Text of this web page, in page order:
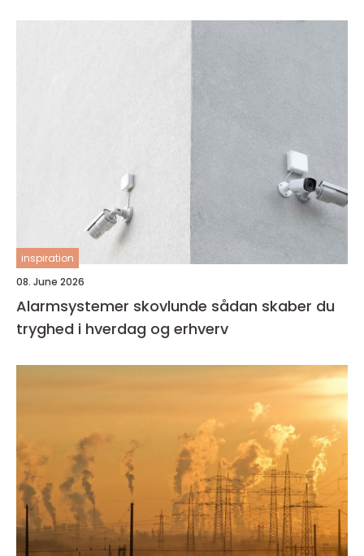
inspiration
08. June 2026
Alarmsystemer skovlunde sådan skaber du
tryghed i hverdag og erhverv